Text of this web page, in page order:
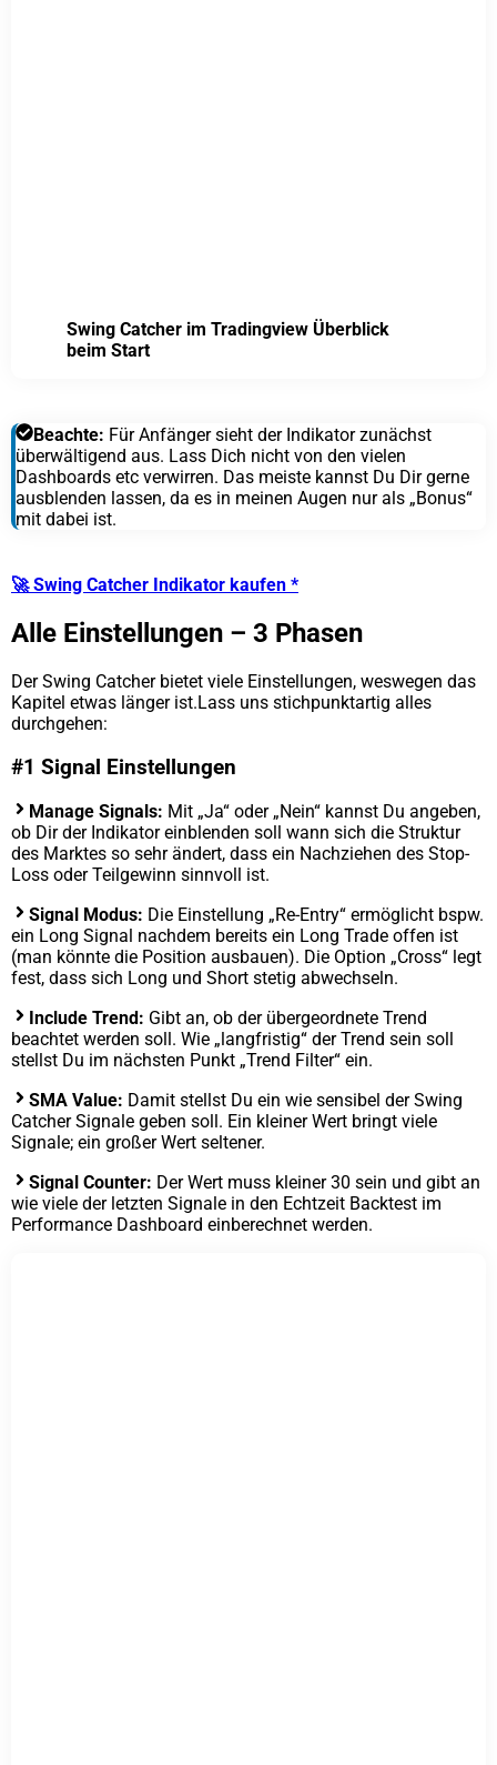
Swing Catcher im Tradingview Überblick
beim Start
Beachte: Für Anfänger sieht der Indikator zunächst
überwältigend aus. Lass Dich nicht von den vielen
Dashboards etc verwirren. Das meiste kannst Du Dir gerne
ausblenden lassen, da es in meinen Augen nur als „Bonus“
mit dabei ist.
🚀 Swing Catcher Indikator kaufen *
Alle Einstellungen – 3 Phasen
Der Swing Catcher bietet viele Einstellungen, weswegen das
Kapitel etwas länger ist.Lass uns stichpunktartig alles
durchgehen:
#1 Signal Einstellungen
Manage Signals: Mit „Ja“ oder „Nein“ kannst Du angeben,
ob Dir der Indikator einblenden soll wann sich die Struktur
des Marktes so sehr ändert, dass ein Nachziehen des Stop-
Loss oder Teilgewinn sinnvoll ist.
Signal Modus: Die Einstellung „Re-Entry“ ermöglicht bspw.
ein Long Signal nachdem bereits ein Long Trade offen ist
(man könnte die Position ausbauen). Die Option „Cross“ legt
fest, dass sich Long und Short stetig abwechseln.
Include Trend: Gibt an, ob der übergeordnete Trend
beachtet werden soll. Wie „langfristig“ der Trend sein soll
stellst Du im nächsten Punkt „Trend Filter“ ein.
SMA Value: Damit stellst Du ein wie sensibel der Swing
Catcher Signale geben soll. Ein kleiner Wert bringt viele
Signale; ein großer Wert seltener.
Signal Counter: Der Wert muss kleiner 30 sein und gibt an
wie viele der letzten Signale in den Echtzeit Backtest im
Performance Dashboard einberechnet werden.